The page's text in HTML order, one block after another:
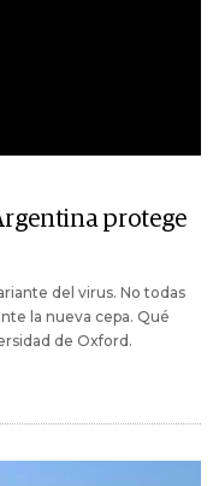
protege
del virus. No todas
la nueva cepa. Qué
de Oxford.